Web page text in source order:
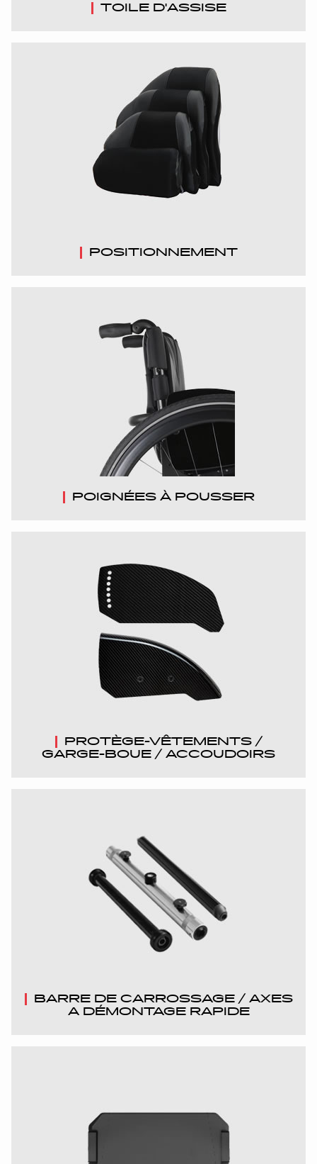
TOILE D'ASSISE
POSITIONNEMENT
POIGNÉES À POUSSER
PROTÈGE-VÊTEMENTS /
GARGE-BOUE / ACCOUDOIRS
BARRE DE CARROSSAGE / AXES
A DÉMONTAGE RAPIDE
UNITED KINGDOM